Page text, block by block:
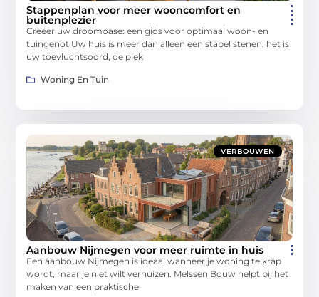
Stappenplan voor meer wooncomfort en
buitenplezier
Creëer uw droomoase: een gids voor optimaal woon- en
tuingenot Uw huis is meer dan alleen een stapel stenen; het is
uw toevluchtsoord, de plek
Woning En Tuin
VERBOUWEN
Aanbouw Nijmegen voor meer ruimte in huis
Een aanbouw Nijmegen is ideaal wanneer je woning te krap
wordt, maar je niet wilt verhuizen. Melssen Bouw helpt bij het
maken van een praktische